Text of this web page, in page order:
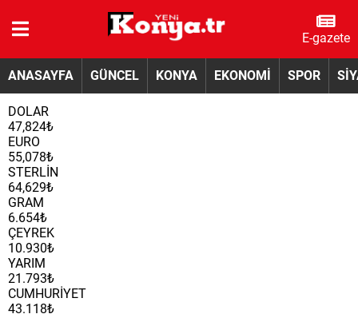
E-gazete
ANASAYFA GÜNCEL KONYA EKONOMİ SPOR
DOLAR
47,824₺
EURO
55,078₺
STERLİN
64,629₺
GRAM
6.654₺
ÇEYREK
10.930₺
YARIM
21.793₺
CUMHURİYET
43.118₺